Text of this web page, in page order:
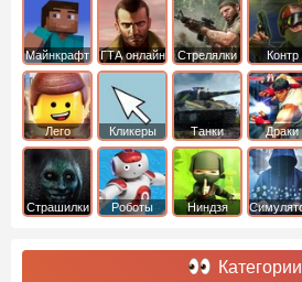
Майнкрафт ГТА онлайн Стрелялки
Контр
Страйк
Лего Кликеры Танки Драки
Страшилки Роботы Ниндзя
Категории